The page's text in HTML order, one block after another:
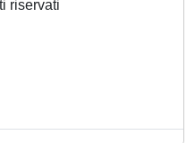
riservati